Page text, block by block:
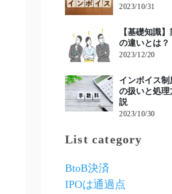
2023/10/31
【基礎知識
の違いとは？
2023/12/20
インボイス
の扱いと処
説
2023/10/30
List category
BtoB決済
IPOは通過点